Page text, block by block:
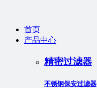
首页
产品中心
精密过滤器
不锈钢保安过滤器